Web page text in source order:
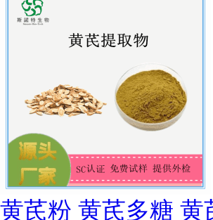
黄芪粉 黄芪多糖 黄